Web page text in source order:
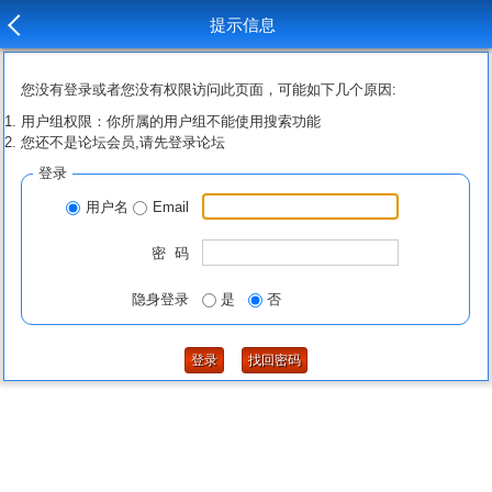
提示信息
您没有登录或者您没有权限访问此页面，可能如下几个原因:
用户组权限：你所属的用户组不能使用搜索功能
您还不是论坛会员,请先登录论坛
登录
用户名 Email
密 码
隐身登录 是 否